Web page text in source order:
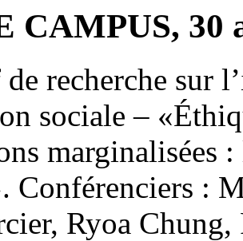
CAMPUS, 30
recherche sur
sociale –
marginalisées
Conférenciers :
Ryoa